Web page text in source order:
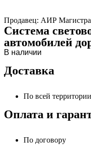
Продавец: АИР
Система
автомобилей
В наличии
Доставка
По всей
Оплата и
По договору